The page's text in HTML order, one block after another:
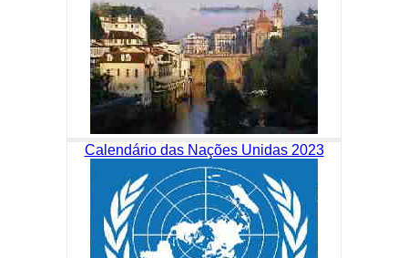
Calendário das Nações Unidas 2023